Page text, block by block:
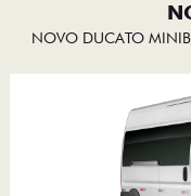
NOVO DUCATO